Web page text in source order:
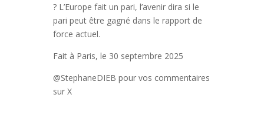
? L’Europe fait un pari, l’avenir dira si le
pari peut être gagné dans le rapport de
force actuel.
Fait à Paris, le 30 septembre 2025
@StephaneDIEB pour vos commentaires
sur X